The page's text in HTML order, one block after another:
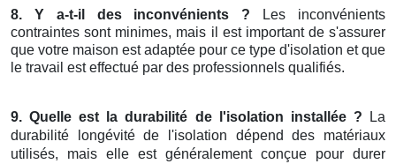
8. Y a-t-il des inconvénients ? Les inconvénients
contraintes sont minimes, mais il est important de s'assurer
que votre maison est adaptée pour ce type d'isolation et que
le travail est effectué par des professionnels qualifiés.
9. Quelle est la durabilité de l'isolation installée ? La
durabilité longévité de l'isolation dépend des matériaux
utilisés, mais elle est généralement conçue pour durer